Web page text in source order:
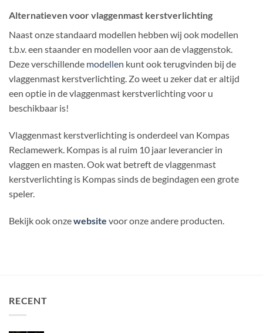
Alternatieven voor vlaggenmast kerstverlichting
Naast onze standaard modellen hebben wij ook modellen
t.b.v. een staander en modellen voor aan de vlaggenstok.
Deze verschillende modellen kunt ook terugvinden bij de
vlaggenmast kerstverlichting. Zo weet u zeker dat er altijd
een optie in de vlaggenmast kerstverlichting voor u
beschikbaar is!
Vlaggenmast kerstverlichting is onderdeel van Kompas
Reclamewerk. Kompas is al ruim 10 jaar leverancier in
vlaggen en masten. Ook wat betreft de vlaggenmast
kerstverlichting is Kompas sinds de begindagen een grote
speler.
Bekijk ook onzewebsite voor onze andere producten.
RECENT